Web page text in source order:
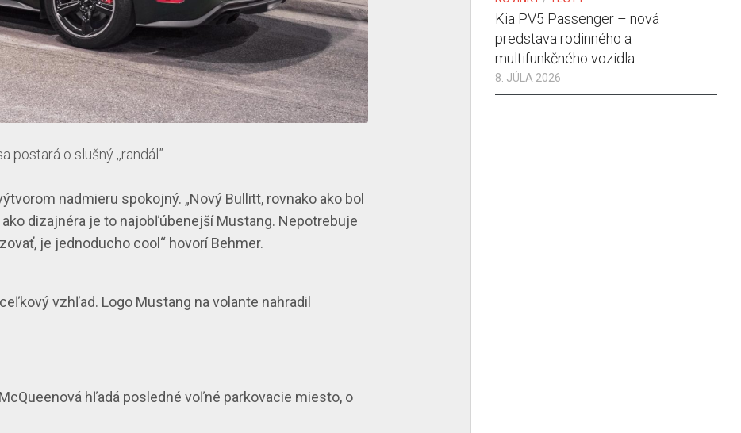
o slušný ,,randál”.
nadmieru spokojný. „Nový Bullitt, rovnako ako bol
dizajnéra je to najobľúbenejší Mustang. Nepotrebuje
je jednoducho cool“ hovorí Behmer.
vzhľad. Logo Mustang na volante nahradil
hľadá posledné voľné parkovacie miesto, o
Kia PV5 Passenger – nová
predstava rodinného a
multifunkčného vozidla
8. JÚLA 2026